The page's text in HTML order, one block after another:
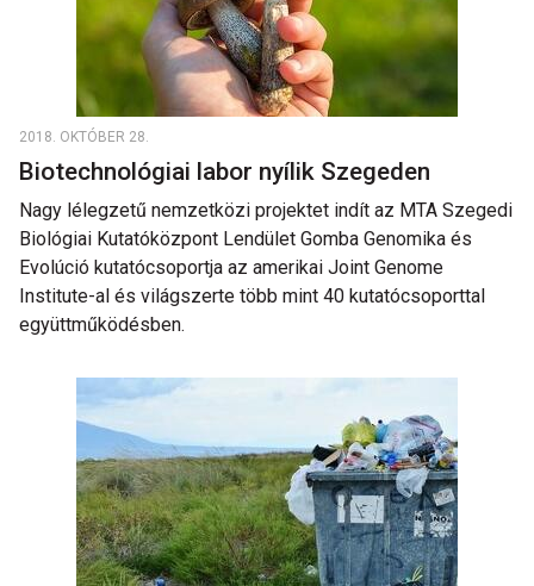
2018. OKTÓBER 28.
Biotechnológiai labor nyílik Szegeden
Nagy lélegzetű nemzetközi projektet indít az MTA Szegedi
Biológiai Kutatóközpont Lendület Gomba Genomika és
Evolúció kutatócsoportja az amerikai Joint Genome
Institute-al és világszerte több mint 40 kutatócsoporttal
együttműködésben.